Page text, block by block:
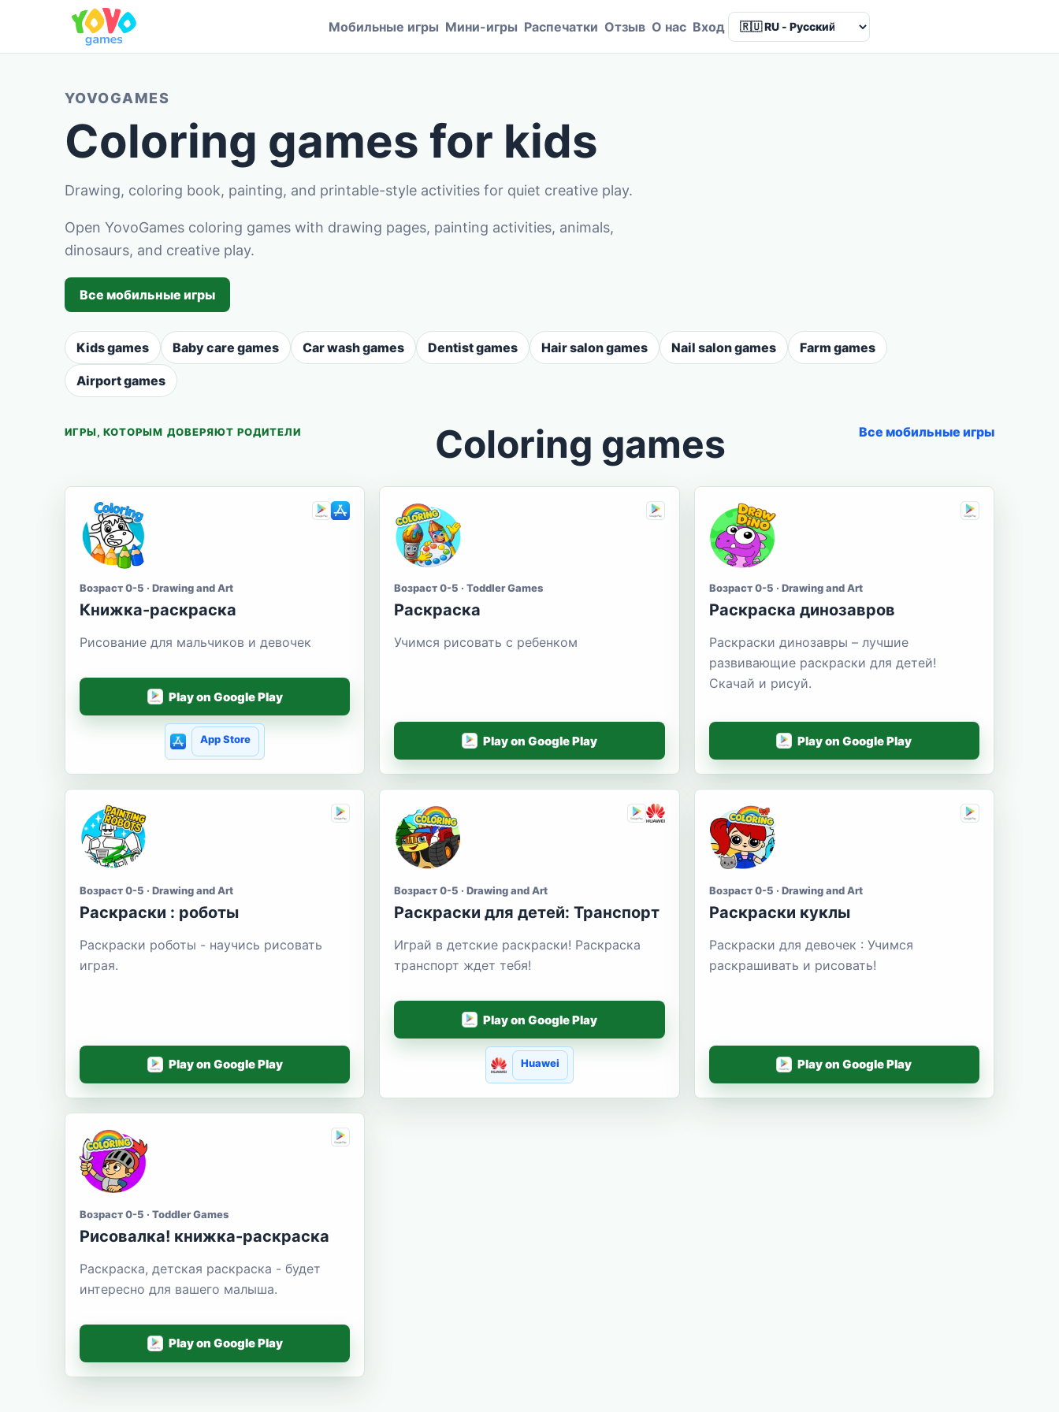
Мобильные игры Мини-игры Распечатки Отзыв О нас Вход Language
YOVOGAMES
Coloring games for kids
Drawing, coloring book, painting, and printable-style activities for quiet creative play.
Open YovoGames coloring games with drawing pages, painting activities, animals,
dinosaurs, and creative play.
Все мобильные игры
Kids games Baby care games Car wash games Dentist games Hair salon games Nail salon games Farm games
Airport games
ИГРЫ, КОТОРЫМ ДОВЕРЯЮТ РОДИТЕЛИ Coloring games Все мобильные игры
Возраст 0-5 · Drawing and Art
Книжка-раскраска
Рисование для мальчиков и девочек
Play on Google Play
App Store
Возраст 0-5 · Toddler Games
Раскраска
Учимся рисовать с ребенком
Play on Google Play
Возраст 0-5 · Drawing and Art
Раскраска динозавров
Раскраски динозавры – лучшие
развивающие раскраски для детей!
Скачай и рисуй.
Play on Google Play
Возраст 0-5 · Drawing and Art
Раскраски : роботы
Раскраски роботы - научись рисовать
играя.
Play on Google Play
Возраст 0-5 · Drawing and Art
Раскраски для детей: Транспорт
Играй в детские раскраски! Раскраска
транспорт ждет тебя!
Play on Google Play
Huawei
Возраст 0-5 · Drawing and Art
Раскраски куклы
Раскраски для девочек : Учимся
раскрашивать и рисовать!
Play on Google Play
Возраст 0-5 · Toddler Games
Рисовалка! книжка-раскраска
Раскраска, детская раскраска - будет
интересно для вашего малыша.
Play on Google Play